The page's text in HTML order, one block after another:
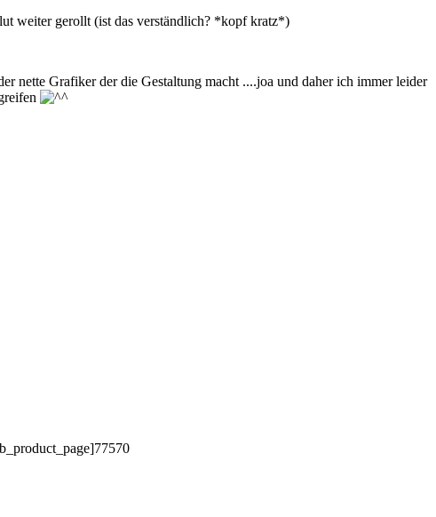
weiter gerollt (ist das verständlich? *kopf kratz*)
nette Grafiker der die Gestaltung macht ....joa und daher ich immer leider